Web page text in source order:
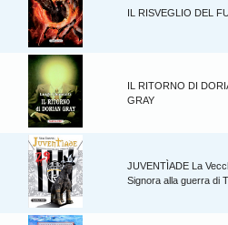
IL RISVEGLIO DEL
IL RITORNO DI
GRAY
JUVENTÌADE La
Signora alla guerra di